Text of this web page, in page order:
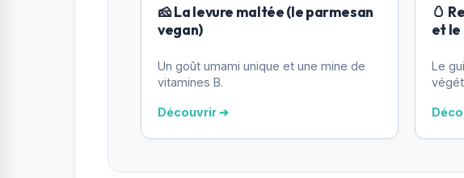
🧀 La levure maltée (le parmesan
vegan)
Un goût umami unique et une mine de
vitamines B.
Découvrir ➔
🥚
et
Le